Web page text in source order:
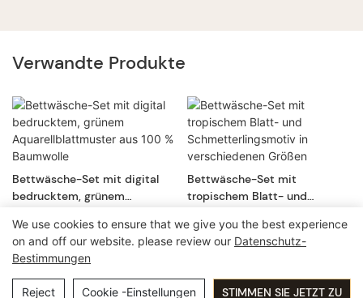
Verwandte Produkte
Bettwäsche-Set mit digital
bedrucktem, grünem
% Baumwolle
Bettwäsche-Set mit
tropischem Blatt- und
verschiedenen Größen
Datenschutzrichtlinie : ICP (15016565).
We use cookies to ensure that we give you the best experience
on and off our website. please review our Datenschutz-
Bestimmungen
Reject Cookie -Einstellungen STIMMEN SIE JETZT ZU